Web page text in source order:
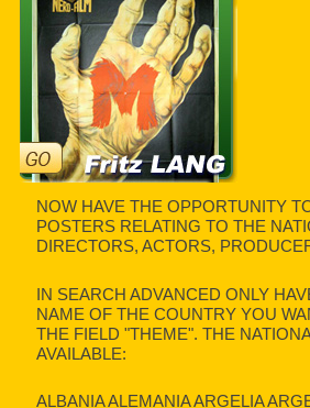
NOW HAVE THE OPPORTUNITY
POSTERS RELATING TO THE
DIRECTORS, ACTORS,
IN SEARCH ADVANCED ONLY
NAME OF THE COUNTRY YOU
THE FIELD "THEME". THE
AVAILABLE:
ALBANIA ALEMANIA ARGELIA